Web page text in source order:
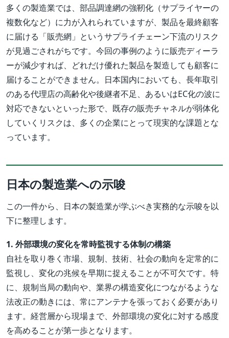
多くの製造業では、部品調達網の強靭化（サプライヤーの
複数化など）に力が入れられていますが、製品を最終顧客
に届ける「販売網」というサプライチェーン下流のリスク
が見過ごされがちです。今回の事例のように販売ディーラ
ーが減少すれば、どれだけ優れた製品を製造しても顧客に
届けることができません。日本国内においても、長年取引
のある代理店の高齢化や後継者不足、あるいはEC化の波に
対応できないといった形で、既存の販売チャネルが弱体化
していくリスクは、多くの企業にとって現実的な課題とな
っています。
日本の製造業への示唆
この一件から、日本の製造業が学ぶべき実務的な示唆を以
下に整理します。
1. 外部環境の変化を常時監視する体制の構築
自社を取り巻く市場、規制、技術、社会の動向を定常的に
監視し、変化の兆候を早期に捉えることが不可欠です。特
に、規制当局の動向や、業界の構造変化につながるような
法改正の動きには、常にアンテナを張っておく必要があり
ます。経営層から現場まで、外部環境の変化に対する感度
を高めることが第一歩となります。